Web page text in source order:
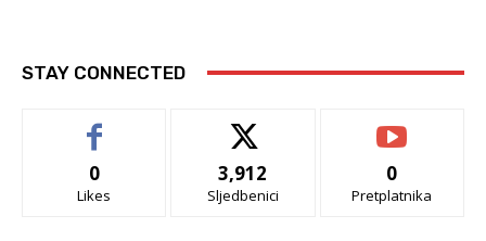
STAY CONNECTED
0
Likes
3,912
Sljedbenici
0
Pretplatnika